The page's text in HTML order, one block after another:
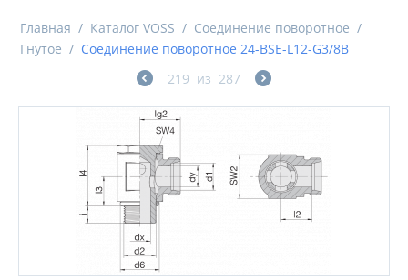
Главная / Каталог VOSS / Соединение поворотное /
Гнутое / Соединение поворотное 24-BSE-L12-G3/8B
219 из 287